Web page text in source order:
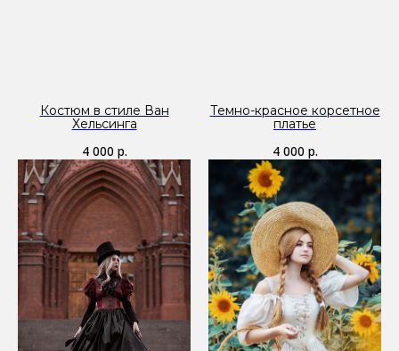
Костюм в стиле Ван
Хельсинга
4 000 р.
Темно-красное корсетное
платье
4 000 р.